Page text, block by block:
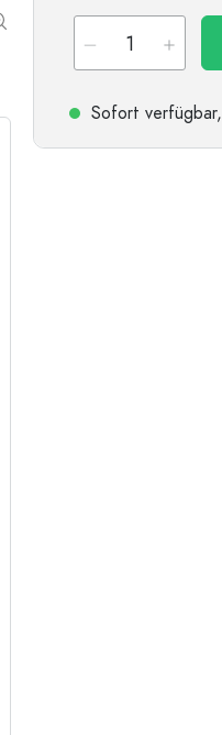
Zylinderflaschen
Glas- & Weinballons
Sofort verfügbar,